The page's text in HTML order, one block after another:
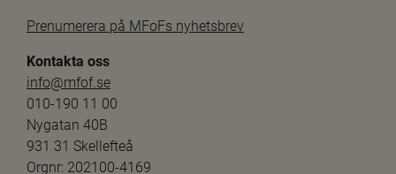
Prenumerera på MFoFs nyhetsbrev
Kontakta oss
info@mfof.se
010-190 11 00
Nygatan 40B
931 31 Skellefteå
Orgnr: 202100-4169